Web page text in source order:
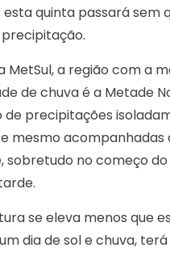
quinta passará sem
MetSul, a região com a
de chuva é a Metade
de precipitações
mesmo acompanhadas
sobretudo no começo do
se eleva menos que
dia de sol e chuva,